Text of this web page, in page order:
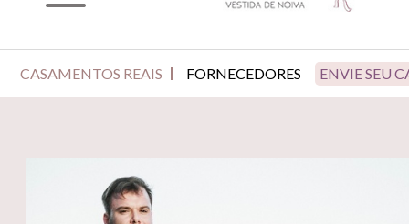
CASAMENTOS REAIS FORNECEDORES ENVIE SEU